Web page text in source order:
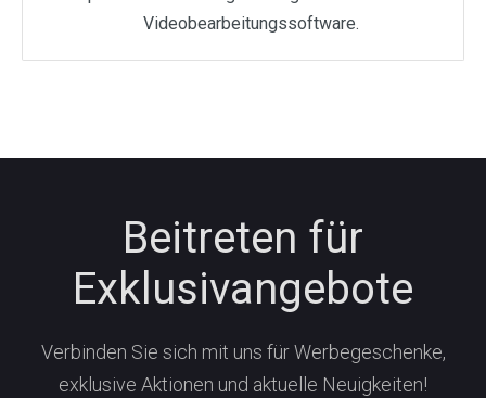
Videobearbeitungssoftware.
Beitreten für
Exklusivangebote
Verbinden Sie sich mit uns für Werbegeschenke,
exklusive Aktionen und aktuelle Neuigkeiten!